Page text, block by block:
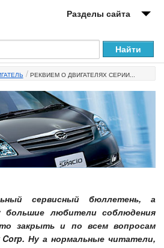
Разделы сайта
РЕКВИЕМ О ДВИГАТЕЛЯХ СЕРИИ...
сервисный бюллетень, а
большие любители соблюдения
закрыть и по всем вопросам
Ну а нормальные читатели,